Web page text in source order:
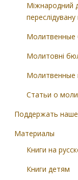
Міжнародний
Молитвенные
Молитовні
Молитвенные
Статьи о
Поддержать
Материалы
Книги на
Книги детям